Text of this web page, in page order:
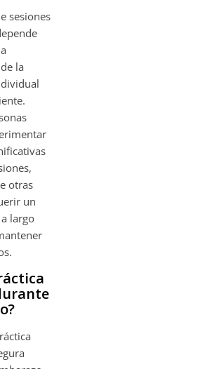
sesiones
la
otras
un
largo